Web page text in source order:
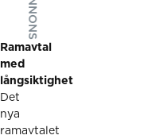
ANNONS
Ramavtal
med
långsiktighet
Det
nya
ramavtalet